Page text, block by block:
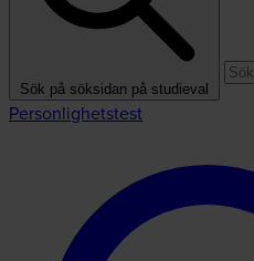
Sök på söksidan på studieval
Personlighetstest